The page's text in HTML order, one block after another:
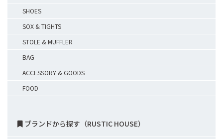
SHOES
SOX & TIGHTS
STOLE & MUFFLER
BAG
ACCESSORY & GOODS
FOOD
ブランドから探す（RUSTIC HOUSE）